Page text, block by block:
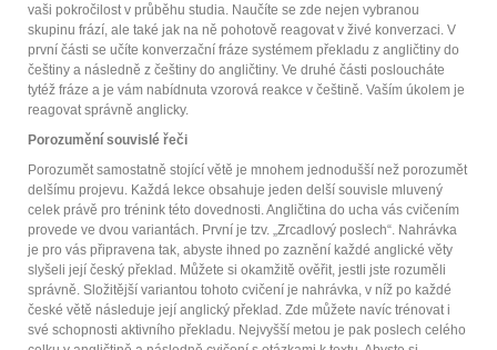
vaši pokročilost v průběhu studia. Naučíte se zde nejen vybranou
skupinu frází, ale také jak na ně pohotově reagovat v živé konverzaci. V
první části se učíte konverzační fráze systémem překladu z angličtiny do
češtiny a následně z češtiny do angličtiny. Ve druhé části posloucháte
tytéž fráze a je vám nabídnuta vzorová reakce v češtině. Vaším úkolem je
reagovat správně anglicky.
Porozumění souvislé řeči
Porozumět samostatně stojící větě je mnohem jednodušší než porozumět
delšímu projevu. Každá lekce obsahuje jeden delší souvisle mluvený
celek právě pro trénink této dovednosti. Angličtina do ucha vás cvičením
provede ve dvou variantách. První je tzv. „Zrcadlový poslech“. Nahrávka
je pro vás připravena tak, abyste ihned po zaznění každé anglické věty
slyšeli její český překlad. Můžete si okamžitě ověřit, jestli jste rozuměli
správně. Složitější variantou tohoto cvičení je nahrávka, v níž po každé
české větě následuje její anglický překlad. Zde můžete navíc trénovat i
své schopnosti aktivního překladu. Nejvyšší metou je pak poslech celého